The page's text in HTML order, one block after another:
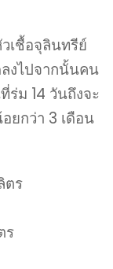
เชื้อจุลินทรีย์
งไปจากนั้นคน
ร่ม 14 วันถึงจะ
ยกว่า 3 เดือน
ตร
ร